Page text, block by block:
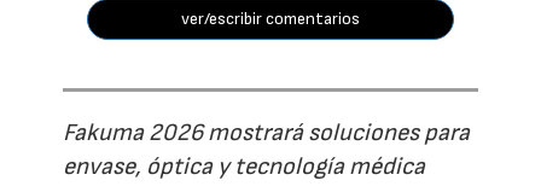
ver/escribir comentarios
Fakuma 2026 mostrará soluciones para
envase, óptica y tecnología médica